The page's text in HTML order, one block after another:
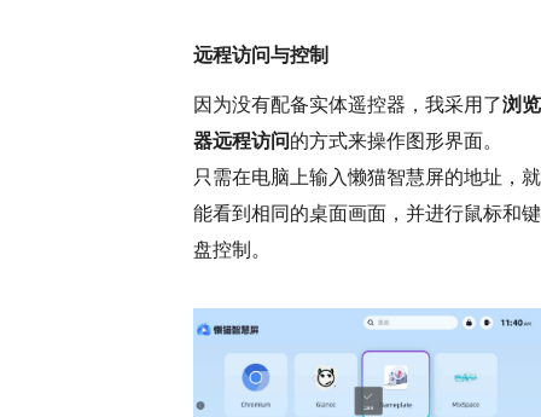
远程访问与控制
因为没有配备实体遥控器，我采用了浏览
器远程访问的方式来操作图形界面。
只需在电脑上输入懒猫智慧屏的地址，就
能看到相同的桌面画面，并进行鼠标和键
盘控制。